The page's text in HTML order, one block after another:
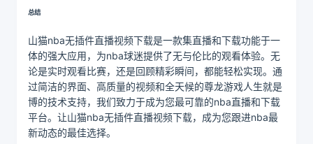
总结
山猫nba无插件直播视频下载是一款集直播和下载功能于一
体的强大应用，为nba球迷提供了无与伦比的观看体验。无
论是实时观看比赛，还是回顾精彩瞬间，都能轻松实现。通
过简洁的界面、高质量的视频和全天候的尊龙游戏人生就是
博的技术支持，我们致力于成为您最可靠的nba直播和下载
平台。让山猫nba无插件直播视频下载，成为您跟进nba最
新动态的最佳选择。